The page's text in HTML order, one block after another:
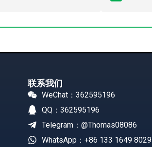
联系我们
WeChat：362595196
QQ：362595196
Telegram：@Thomas08086
WhatsApp：+86 133 1649 8029